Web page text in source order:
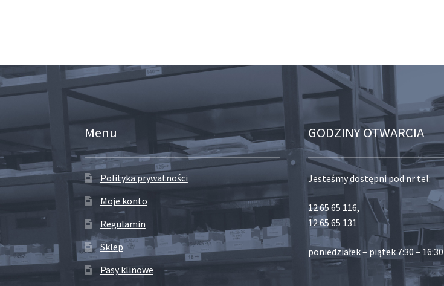
Menu
Polityka prywatności
Moje konto
Regulamin
Sklep
Pasy klinowe
GODZINY OTWARCIA
Jesteśmy dostępni pod nr tel:
12 65 65 116,
12 65 65 131
poniedziałek – piątek 7:30 – 16:30